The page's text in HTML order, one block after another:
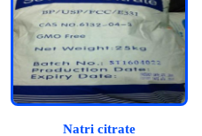
Natri citrate